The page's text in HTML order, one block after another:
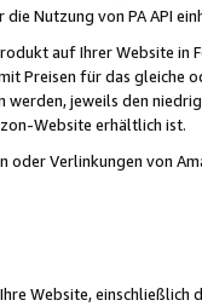
Nutzung von PA API
auf Ihrer Website
Preisen für das
jeweils den
Website erhältlich ist.
Verlinkungen von
Website,